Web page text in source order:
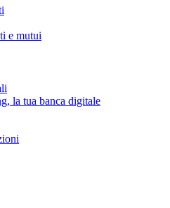
e mutui
la tua banca digitale